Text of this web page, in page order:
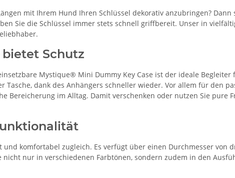
mit Ihrem Hund Ihren Schlüssel dekorativ anzubringen? Dann
Sie die Schlüssel immer stets schnell griffbereit. Unser in
Schutz
Mystique® Mini Dummy Key Case ist der ideale
dank des Anhängers schneller wieder. Vor allem für den
Bereicherung im Alltag. Damit verschenken oder nutzen Sie pure
komfortabel zugleich. Es verfügt über einen Durchmesser von
nur in verschiedenen Farbtönen, sondern zudem in den